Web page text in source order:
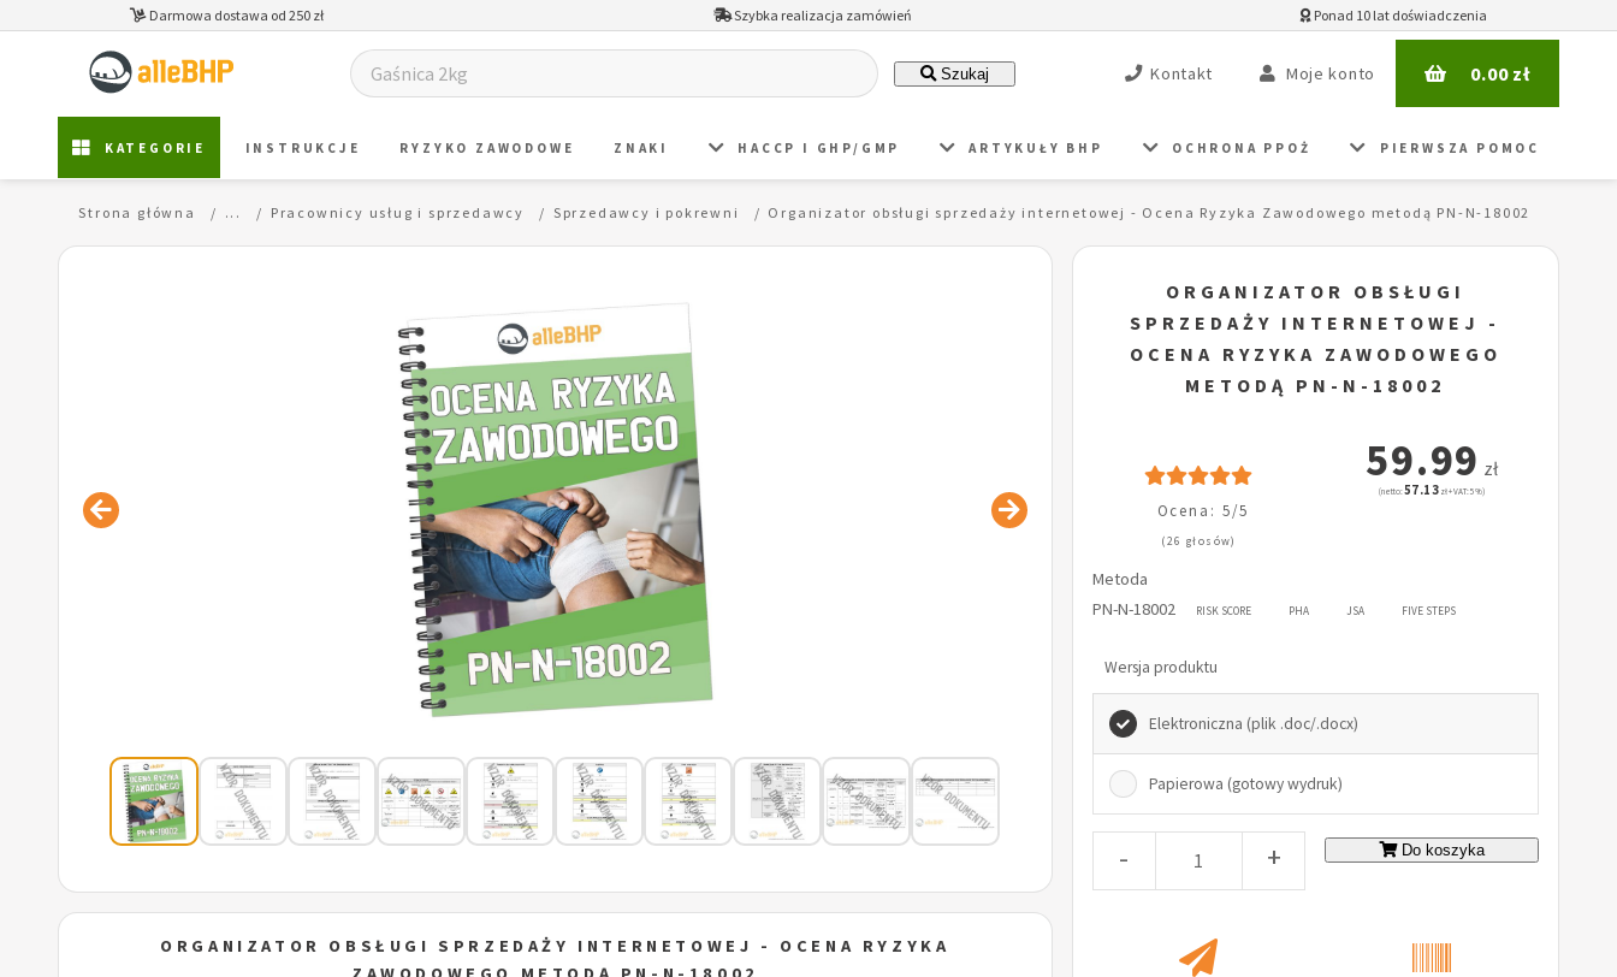
Darmowa dostawa od 250 zł Szybka realizacja zamówień Ponad 10 lat doświadczenia
Szukaj Kontakt Moje konto 0.00zł
KATEGORIE INSTRUKCJE RYZYKO ZAWODOWE ZNAKI HACCP I GHP/GMP ARTYKUŁY BHP OCHRONA PPOŻ PIERWSZA POMOC
Strona główna ... Pracownicy usług i sprzedawcy Sprzedawcy i pokrewni Organizator obsługi sprzedaży internetowej - Ocena Ryzyka Zawodowego metodą PN-N-18002
ORGANIZATOR OBSŁUGI SPRZEDAŻY INTERNETOWEJ - OCENA RYZYKA
ORGANIZATOR OBSŁUGI
SPRZEDAŻY INTERNETOWEJ -
OCENA RYZYKA ZAWODOWEGO
METODĄ PN-N-18002
Ocena: 5/5
(26 głosów)
59.99 zł
(netto:57.13 zł + VAT: 5%)
Metoda
PN-N-18002
RISK SCORE PHA JSA FIVE STEPS
Wersja produktu
Elektroniczna (plik .doc/.docx)
Papierowa (gotowy wydruk)
- + Do koszyka